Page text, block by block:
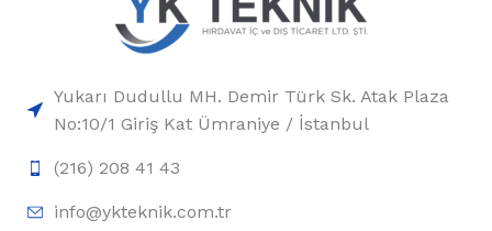
Yukarı Dudullu MH. Demir Türk Sk. Atak Plaza
No:10/1 Giriş Kat Ümraniye / İstanbul
(216) 208 41 43
info@ykteknik.com.tr